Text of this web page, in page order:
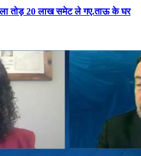
तोड़ 20 लाख समेट ले गए.ताऊ के घर